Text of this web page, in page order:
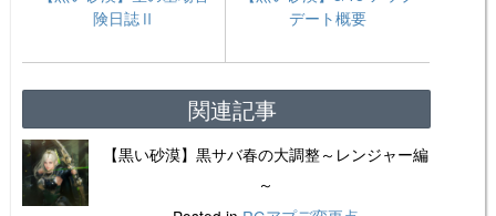
険日誌Ⅱ
デート概要
関連記事
【黒い砂漠】黒サバ春の大調整～レンジャー編
～